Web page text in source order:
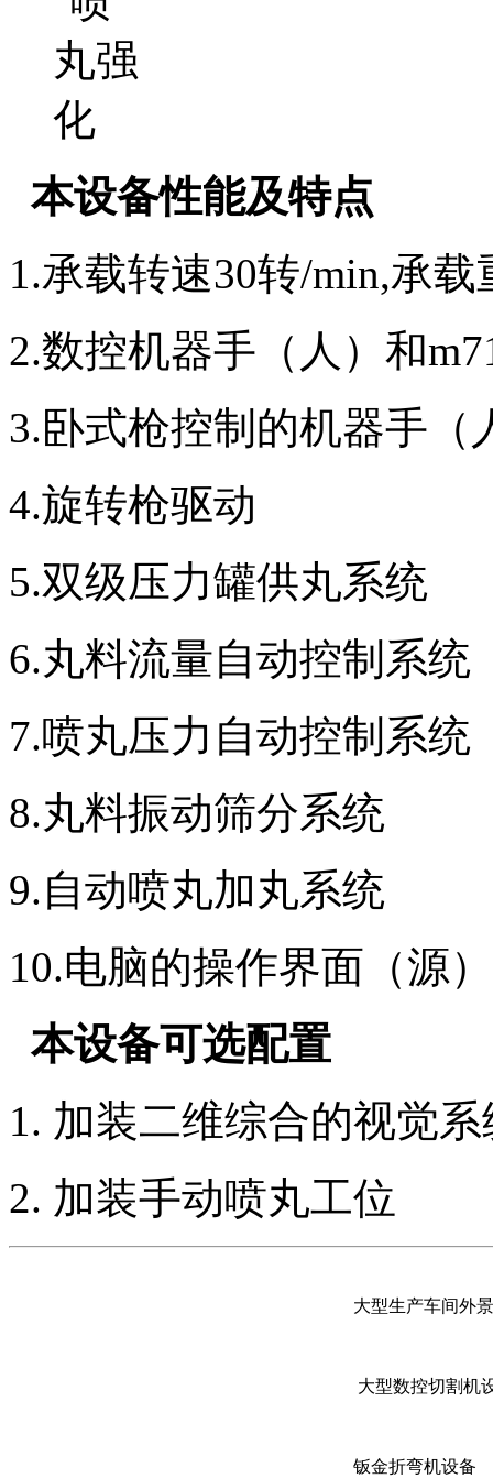
本设备性能及特点
1.承载转速30转/min,承
2.数控机器手（人）和
3.卧式枪控制的机器手（
4.旋转枪驱动
5.双级压力罐供丸系统
6.丸料流量自动控制系统
7.喷丸压力自动控制系统
8.丸料振动筛分系统
9.自动喷丸加丸系统
10.电脑的操作界面（源）
本设备可选配置
1. 加装二维综合的视觉系
2. 加装手动喷丸工位
大型生产车间外
大型数控切割机
钣金折弯机设备